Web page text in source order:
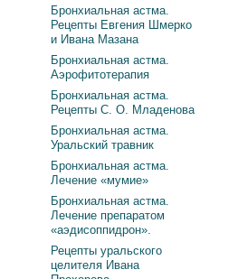
Бронхиальная астма.
Рецепты Евгения Шмерко
и Ивана Мазана
Бронхиальная астма.
Аэрофитотерапия
Бронхиальная астма.
Рецепты С. О. Младенова
Бронхиальная астма.
Уральский травник
Бронхиальная астма.
Лечение «мумие»
Бронхиальная астма.
Лечение препаратом
«аэдисоппидрон».
Рецепты уральского
целителя Ивана